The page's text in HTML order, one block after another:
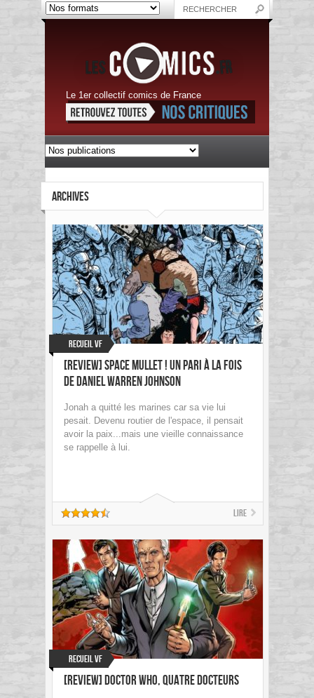
Le 1er collectif comics de France
ARCHIVES
Recueil VF
[Review] Space Mullet ! Un pari à la fois
de Daniel Warren Johnson
Jonah a quitté les marines car sa vie lui
pesait. Devenu routier de l'espace, il pensait
avoir la paix...mais une vieille connaissance
se rappelle à lui.
Lire
Recueil VF
[Review] Doctor Who, Quatre docteurs